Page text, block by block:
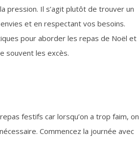
pression. Il s’agit plutôt de trouver un
et en respectant vos besoins.
pour aborder les repas de Noël et
souvent les excès.
festifs car lorsqu’on a trop faim, on
Commencez la journée avec